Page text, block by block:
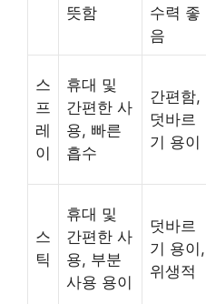
뜻함
수력 좋
음
스
프
레
이
휴대 및
간편한 사
용, 빠른
흡수
간편함,
덧바르
기 용이
스
틱
휴대 및
간편한 사
용, 부분
사용 용이
덧바르
기 용이,
위생적